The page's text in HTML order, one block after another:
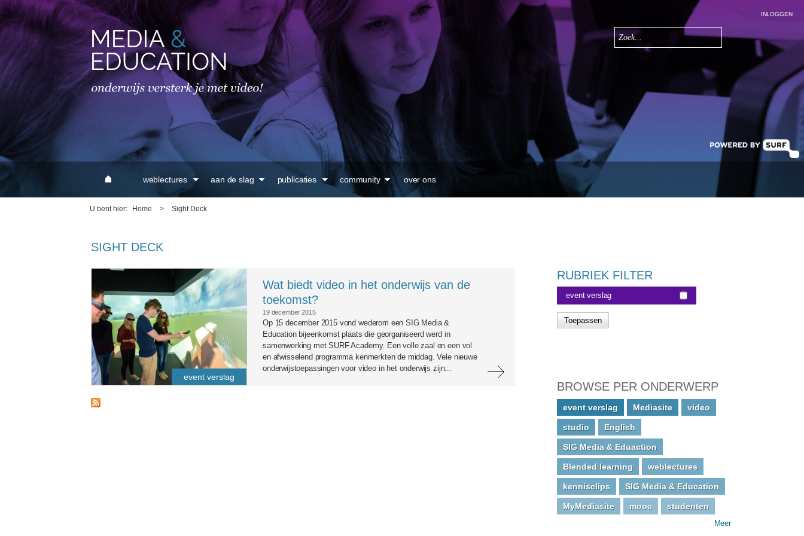
Overslaan en naar de
inhoud gaan
weblectures aan de slag publicaties community over ons
Zoekveld
Zoeken
INLOGGEN
U bent hier Home > Sight Deck
SIGHT DECK
event verslag
Wat biedt video in het onderwijs van de
toekomst?
19 december 2015
Op 15 december 2015 vond wederom een SIG Media &
Education bijeenkomst plaats die georganiseerd werd in
samenwerking met SURF Academy. Een volle zaal en een vol
en afwisselend programma kenmerkten de middag. Vele nieuwe
onderwijstoepassingen voor video in het onderwijs zijn...
RUBRIEK FILTER
event verslag
BROWSE PER ONDERWERP
event verslag Mediasite video
studio English
SIG Media & Eduaction
Blended learning weblectures
kennisclips SIG Media & Education
MyMediasite mooc studenten
Meer